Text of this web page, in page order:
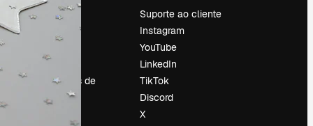
Preços
Emprego
Tendências de
pesquisa
Suporte ao cliente
Instagram
YouTube
LinkedIn
TikTok
Discord
X